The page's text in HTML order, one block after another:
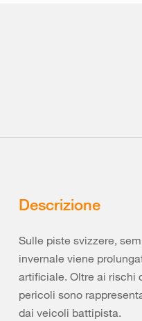
Descrizione
Sulle piste svizzere,
invernale viene
artificiale. Oltre ai rischi
pericoli sono
dai veicoli battipista.